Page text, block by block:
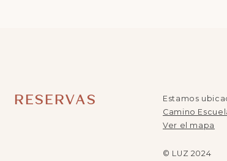
RESERVAS
Estamos
Camino
Ver el mapa
© LUZ 2024